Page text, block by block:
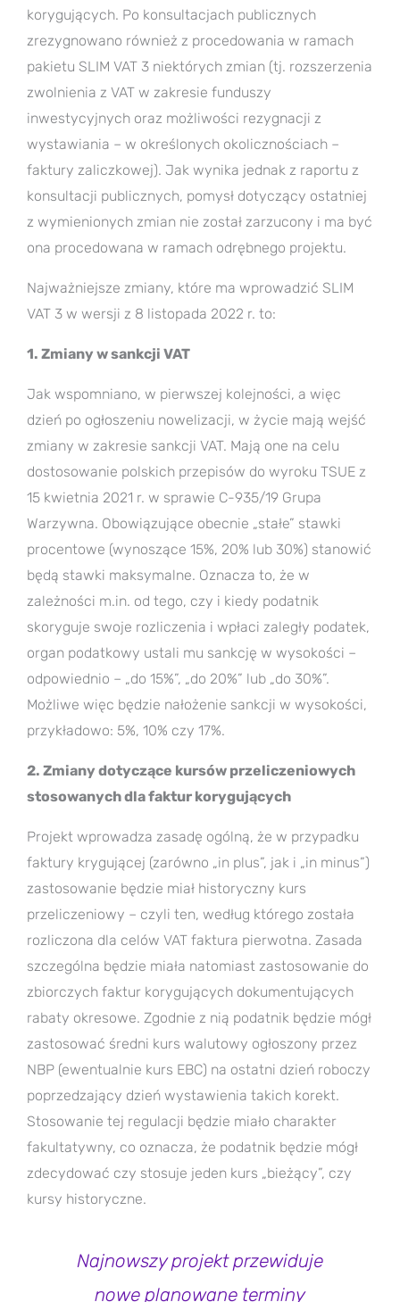
korygujących. Po konsultacjach publicznych
zrezygnowano również z procedowania w ramach
pakietu SLIM VAT 3 niektórych zmian (tj. rozszerzenia
zwolnienia z VAT w zakresie funduszy
inwestycyjnych oraz możliwości rezygnacji z
wystawiania – w określonych okolicznościach –
faktury zaliczkowej). Jak wynika jednak z raportu z
konsultacji publicznych, pomysł dotyczący ostatniej
z wymienionych zmian nie został zarzucony i ma być
ona procedowana w ramach odrębnego projektu.
Najważniejsze zmiany, które ma wprowadzić SLIM
VAT 3 w wersji z 8 listopada 2022 r. to:
1. Zmiany w sankcji VAT
Jak wspomniano, w pierwszej kolejności, a więc
dzień po ogłoszeniu nowelizacji, w życie mają wejść
zmiany w zakresie sankcji VAT. Mają one na celu
dostosowanie polskich przepisów do wyroku TSUE z
15 kwietnia 2021 r. w sprawie C-935/19 Grupa
Warzywna. Obowiązujące obecnie „stałe” stawki
procentowe (wynoszące 15%, 20% lub 30%) stanowić
będą stawki maksymalne. Oznacza to, że w
zależności m.in. od tego, czy i kiedy podatnik
skoryguje swoje rozliczenia i wpłaci zaległy podatek,
organ podatkowy ustali mu sankcję w wysokości –
odpowiednio – „do 15%”, „do 20%” lub „do 30%”.
Możliwe więc będzie nałożenie sankcji w wysokości,
przykładowo: 5%, 10% czy 17%.
2. Zmiany dotyczące kursów przeliczeniowych
stosowanych dla faktur korygujących
Projekt wprowadza zasadę ogólną, że w przypadku
faktury krygującej (zarówno „in plus”, jak i „in minus”)
zastosowanie będzie miał historyczny kurs
przeliczeniowy – czyli ten, według którego została
rozliczona dla celów VAT faktura pierwotna. Zasada
szczególna będzie miała natomiast zastosowanie do
zbiorczych faktur korygujących dokumentujących
rabaty okresowe. Zgodnie z nią podatnik będzie mógł
zastosować średni kurs walutowy ogłoszony przez
NBP (ewentualnie kurs EBC) na ostatni dzień roboczy
poprzedzający dzień wystawienia takich korekt.
Stosowanie tej regulacji będzie miało charakter
fakultatywny, co oznacza, że podatnik będzie mógł
zdecydować czy stosuje jeden kurs „bieżący”, czy
kursy historyczne.
Najnowszy projekt przewiduje
nowe planowane terminy